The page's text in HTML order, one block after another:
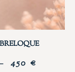
– 450 €